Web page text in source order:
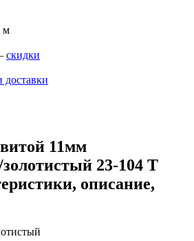
м
скидки
доставки
11мм
23-104 T
описание,